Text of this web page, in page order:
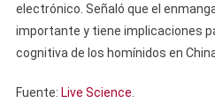
electrónico. Señaló que el
importante y tiene implicaciones
cognitiva de los homínidos en
Fuente: Live Science